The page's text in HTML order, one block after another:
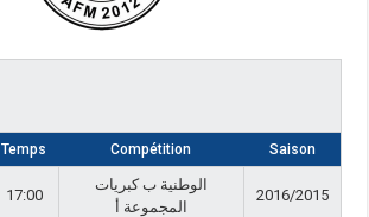
Temps Compétition Saison
17:00
الوطنية ب كبريات
المجموعة أ
2016/2015